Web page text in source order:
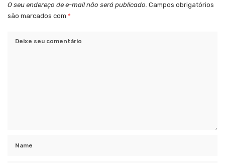
O seu endereço de e-mail não será publicado. Campos obrigatórios
são marcados com *